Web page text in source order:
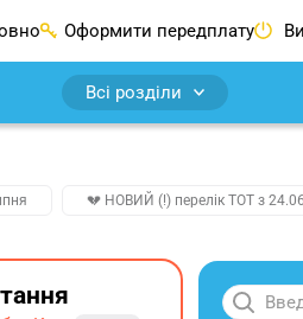
Оформити передплату
Всі розділи
💔 НОВИЙ (!) перелік ТОТ з